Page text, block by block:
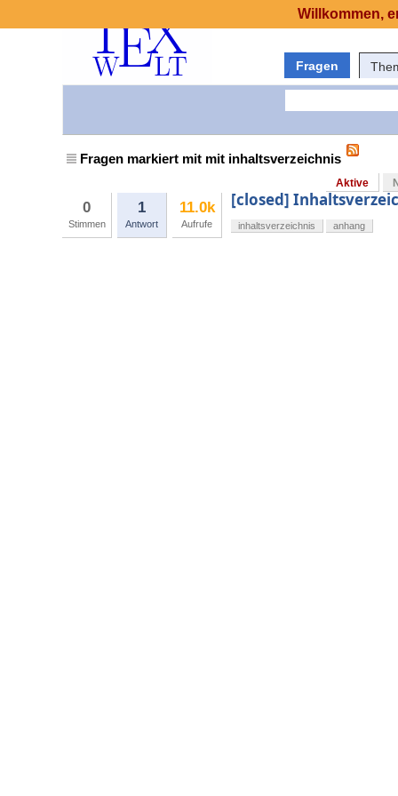
Fragen
Fragen markiert mit mit inhaltsverzeichnis
Aktive
0
Stimmen
1
Antwort
11.0k
Aufrufe
[closed]
inhaltsverzeichnis anhang
Willkommen,